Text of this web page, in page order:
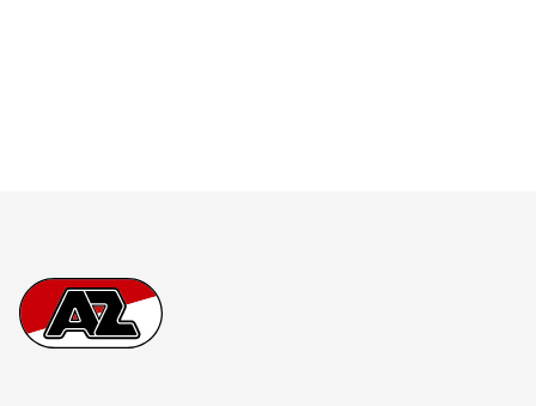
Footer
Ga naar onze homepage